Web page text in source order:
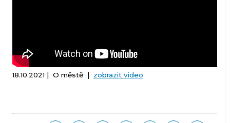
18.10.2021 | O městě | zobrazit video